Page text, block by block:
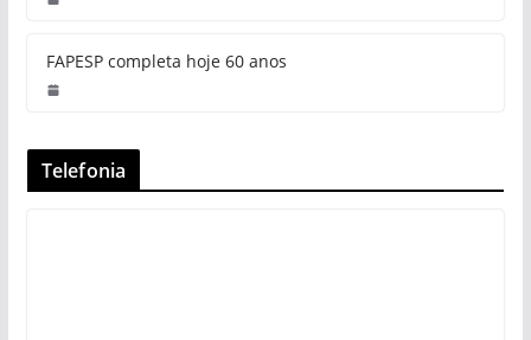
FAPESP completa hoje 60 anos
Telefonia